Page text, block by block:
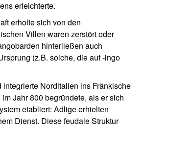
erleichterte.
erholte sich von den
Villen waren zerstört oder
hinterließen auch
(z.B. solche, die auf -ingo
Norditalien ins Fränkische
Jahr 800 begründete, als er sich
etabliert: Adlige erhielten
Dienst. Diese feudale Struktur